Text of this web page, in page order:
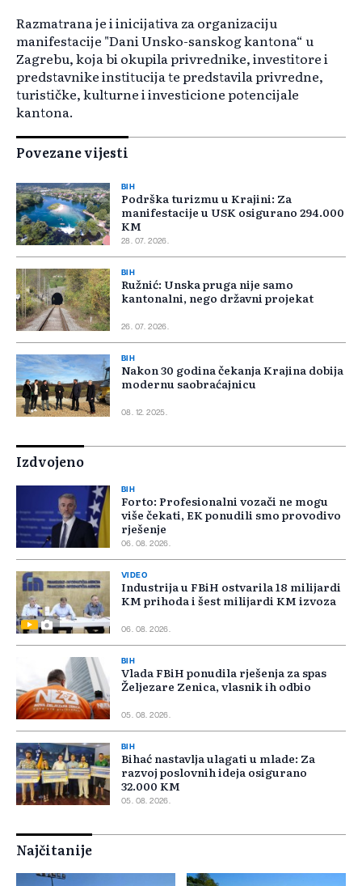
Razmatrana je i inicijativa za organizaciju
manifestacije "Dani Unsko-sanskog kantona“ u
Zagrebu, koja bi okupila privrednike, investitore i
predstavnike institucija te predstavila privredne,
turističke, kulturne i investicione potencijale
kantona.
Povezane vijesti
BIH
Podrška turizmu u Krajini: Za
manifestacije u USK osigurano 294.000
KM
28. 07. 2026.
BIH
Ružnić: Unska pruga nije samo
kantonalni, nego državni projekat
26. 07. 2026.
BIH
Nakon 30 godina čekanja Krajina dobija
modernu saobraćajnicu
08. 12. 2025.
Izdvojeno
BIH
Forto: Profesionalni vozači ne mogu
više čekati, EK ponudili smo provodivo
rješenje
06. 08. 2026.
VIDEO
Industrija u FBiH ostvarila 18 milijardi
KM prihoda i šest milijardi KM izvoza
06. 08. 2026.
BIH
Vlada FBiH ponudila rješenja za spas
Željezare Zenica, vlasnik ih odbio
05. 08. 2026.
BIH
Bihać nastavlja ulagati u mlade: Za
razvoj poslovnih ideja osigurano
32.000 KM
05. 08. 2026.
Najčitanije